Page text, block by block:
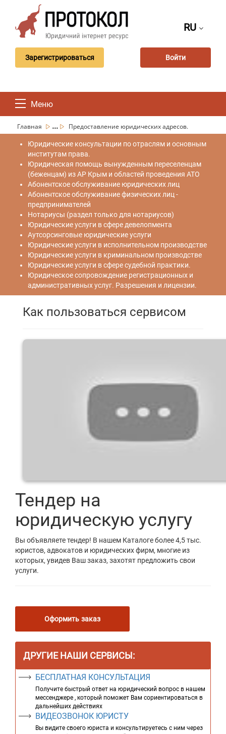
RU
Зарегистрироваться Войти
Меню
Главная ... Предоставление юридических адресов.
Юридические консультации по отраслям и основным
институтам права.
Юридическая помощь вынужденным переселенцам
(беженцам) из АР Крым и областей проведения АТО
Абонентское обслуживание юридических лиц
Абонентское обслуживание физических лиц -
предпринимателей
Нотариусы (раздел только для нотариусов)
Юридические услуги в сфере девелопмента
Аутсорсинговые юридические услуги
Юридические услуги в исполнительном производстве
Юридические услуги в криминальном производстве
Юридические услуги в сфере судебной практики.
Юридическое сопровождение регистрационных и
административных услуг. Разрешения и лицензии.
Как пользоваться сервисом
Тендер на
юридическую услугу
Вы объявляете тендер! В нашем Каталоге более 4,5 тыс.
юристов, адвокатов и юридических фирм, многие из
которых, увидев Ваш заказ, захотят предложить свои
услуги.
Оформить заказ
ДРУГИЕ НАШИ СЕРВИСЫ:
БЕСПЛАТНАЯ КОНСУЛЬТАЦИЯ
Получите быстрый ответ на юридический вопрос в нашем
мессенджере , который поможет Вам сориентироваться в
дальнейших действиях
ВИДЕОЗВОНОК ЮРИСТУ
Вы видите своего юриста и консультируетесь с ним через